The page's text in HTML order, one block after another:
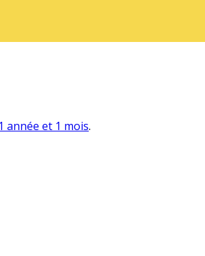
année et 1 mois.